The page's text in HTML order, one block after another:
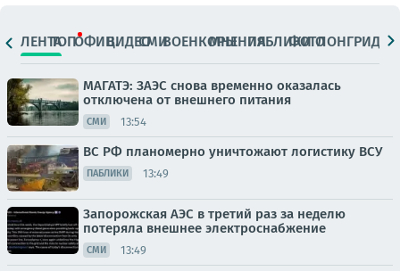
ЛЕНТАТОПОФИЦ.ВИДЕОСМИВОЕНКОРЫМНЕНИЯПАБЛИКИ
ФОТОЛОНГРИДЫ
МАГАТЭ: ЗАЭС снова временно оказалась
отключена от внешнего питания
СМИ 13:54
ВС РФ планомерно уничтожают логистику ВСУ
ПАБЛИКИ 13:49
Запорожская АЭС в третий раз за неделю
потеряла внешнее электроснабжение
СМИ 13:49